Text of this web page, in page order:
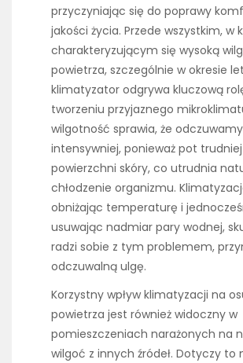
przyczyniając się do poprawy
jakości życia. Przede wszystkim, w
charakteryzującym się wysoką
powietrza, szczególnie w okresie
klimatyzator odgrywa kluczową
tworzeniu przyjaznego
wilgotność sprawia, że
intensywniej, ponieważ pot
powierzchni skóry, co utrudnia
chłodzenie organizmu.
obniżając temperaturę i
usuwając nadmiar pary wodnej,
radzi sobie z tym problemem,
odczuwalną ulgę.
Korzystny wpływ klimatyzacji na
powietrza jest również widoczny w
pomieszczeniach narażonych na
wilgoć z innych źródeł. Dotyczy to